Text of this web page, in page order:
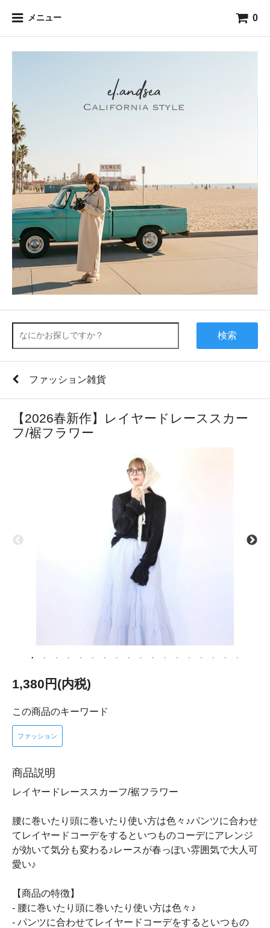
メニュー 0
検索
ファッション雑貨
【2026春新作】レイヤードレーススカー
フ/裾フラワー
1,380円(内税)
この商品のキーワード
ファッション
商品説明
レイヤードレーススカーフ/裾フラワー
腰に巻いたり頭に巻いたり使い方は色々♪パンツに合わせ
てレイヤードコーデをするといつものコーデにアレンジ
が効いて気分も変わる♪レースが春っぽい雰囲気で大人可
愛い♪
【商品の特徴】
- 腰に巻いたり頭に巻いたり使い方は色々♪
- パンツに合わせてレイヤードコーデをするといつもの